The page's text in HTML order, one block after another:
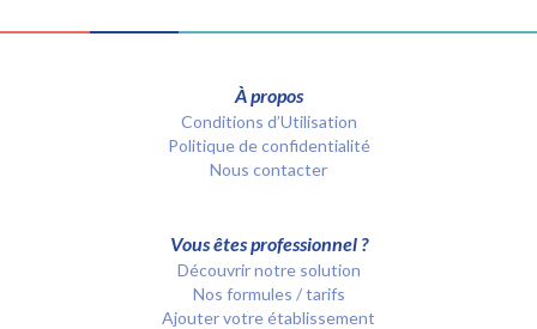
À propos
Conditions d’Utilisation
Politique de confidentialité
Nous contacter
Vous êtes professionnel ?
Découvrir notre solution
Nos formules / tarifs
Ajouter votre établissement